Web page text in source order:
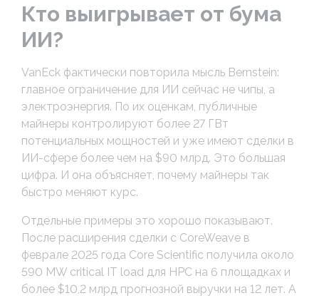
Кто выигрывает от бума
ИИ?
VanEck фактически повторила мысль Bernstein:
главное ограничение для ИИ сейчас не чипы, а
электроэнергия. По их оценкам, публичные
майнеры контролируют более 27 ГВт
потенциальных мощностей и уже имеют сделки в
ИИ-сфере более чем на $90 млрд. Это большая
цифра. И она объясняет, почему майнеры так
быстро меняют курс.
Отдельные примеры это хорошо показывают.
После расширения сделки с CoreWeave в
феврале 2025 года Core Scientific получила около
590 MW critical IT load для HPC на 6 площадках и
более $10,2 млрд прогнозной выручки на 12 лет. А